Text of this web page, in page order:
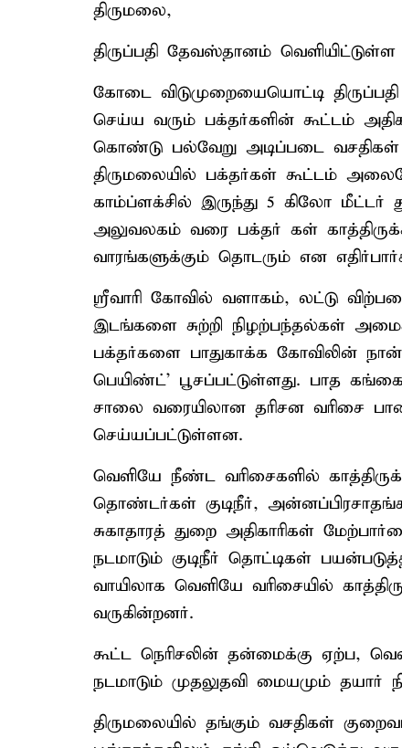
திருமலை,
திருப்பதி தேவஸ்தானம் வெளியிட்டுள்ள
கோடை விடுமுறையையொட்டி
செய்ய வரும் பக்தர்களின் கூட்டம்
கொண்டு பல்வேறு அடிப்படை வசதிகள்
திருமலையில் பக்தர்கள் கூட்டம்
காம்ப்ளக்சில் இருந்து 5 கிலோ
அலுவலகம் வரை பக்தர் கள்
வாரங்களுக்கும் தொடரும் என
ஸ்ரீவாரி கோவில் வளாகம், லட்டு
இடங்களை சுற்றி நிழற்பந்தல்கள்
பக்தர்களை பாதுகாக்க கோவிலின்
பெயிண்ட்' பூசப்பட்டுள்ளது. பாத
சாலை வரையிலான தரிசன வரிசை
செய்யப்பட்டுள்ளன.
வெளியே நீண்ட வரிசைகளில்
தொண்டர்கள் குடிநீர்,
சுகாதாரத் துறை அதிகாரிகள்
நடமாடும் குடிநீர் தொட்டிகள்
வாயிலாக வெளியே வரிசையில்
வருகின்றனர்.
கூட்ட நெரிசலின் தன்மைக்கு ஏற்ப,
நடமாடும் முதலுதவி மையமும் தயார்
திருமலையில் தங்கும் வசதிகள்